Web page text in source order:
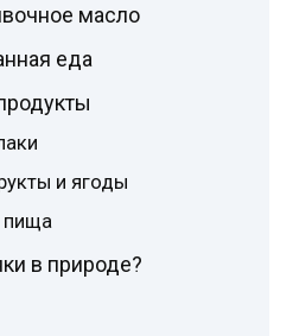
масло
еда
и ягоды
пища
в природе?